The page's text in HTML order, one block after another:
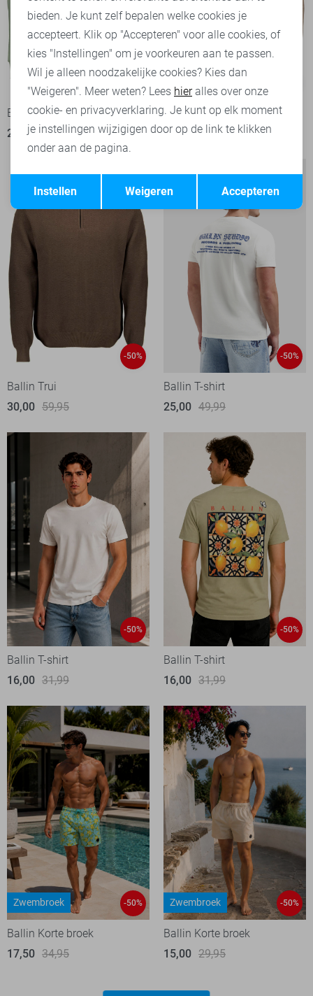
Ballin sweater
25,00 49,95
Ballin Trui
30,00 59,95
-50%
Ballin Trui
30,00 59,95
-50%
Ballin T-shirt
25,00 49,99
-50%
Ballin T-shirt
16,00 31,99
-50%
Ballin T-shirt
16,00 31,99
Zwembroek -50%
Ballin Korte broek
17,50 34,95
Zwembroek -50%
Ballin Korte broek
15,00 29,95
Terug Opslaan
bieden. Je kunt zelf bepalen welke cookies je
accepteert. Klik op "Accepteren" voor alle cookies, of
kies "Instellingen" om je voorkeuren aan te passen.
Wil je alleen noodzakelijke cookies? Kies dan
"Weigeren". Meer weten? Lees hieralles over onze
cookie- en privacyverklaring. Je kunt op elk moment
je instellingen wijzigigen door op de link te klikken
onder aan de pagina.
Accepteren
Weigeren
Instellen